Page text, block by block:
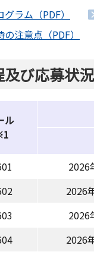
ラム（PDF）
注意点（PDF）
び応募状況
ル
2026
2026
2026
2026